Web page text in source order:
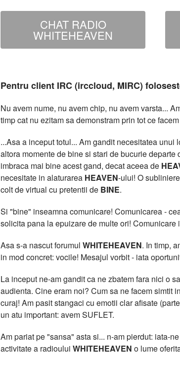
CHAT RADIO
WHITEHEAVEN
Pentru client IRC (irccloud, MIRC)
Nu avem nume, nu avem chip, nu avem varsta...
timp cat nu ezitam sa demonstram prin tot ce
...Asa a inceput totul... Am gandit necesitatea unui
altora momente de bine si stari de bucurie
imbraca mai bine acest gand, decat aceea de
necesitate in alaturarea HEAVEN-ului! O
colt de virtual cu pretentii de BINE.
Si "bine" inseamna comunicare! Comunicarea -
solicita pana la epuizare de multe ori! Comunicare
Asa s-a nascut forumul WHITEHEAVEN. In timp,
in mod concret: vocile! Mesajul vorbit - iata
La inceput ne-am gandit ca ne zbatem fara nici o
audienta. Cine eram noi? Cum sa ne facem simtit
curaj! Am pasit stangaci cu emotii clar afisate
un atu important: avem SUFLET.
Am pariat pe "sansa" asta si... n-am pierdut: iata-
activitate a radioului WHITEHEAVEN o lume